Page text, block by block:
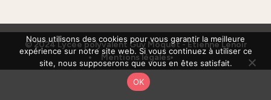
© 2024 Lycée polyvalent Guy Môquet - Etienne Lenoir
Mentions légales
Nous utilisons des cookies pour vous garantir la meilleure
expérience sur notre site web. Si vous continuez à utiliser ce
site, nous supposerons que vous en êtes satisfait.
OK